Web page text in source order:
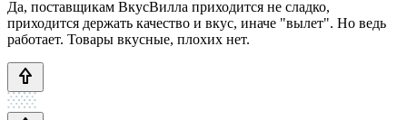
Да, поставщикам ВкусВилла приходится не сладко,
приходится держать качество и вкус, иначе "вылет". Но ведь
работает. Товары вкусные, плохих нет.